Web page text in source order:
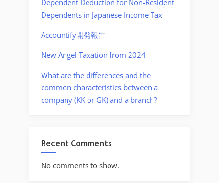
Dependent Deduction for Non-Resident
Dependents in Japanese Income Tax
Accountify開発報告
New Angel Taxation from 2024
What are the differences and the
common characteristics between a
company (KK or GK) and a branch?
Recent Comments
No comments to show.